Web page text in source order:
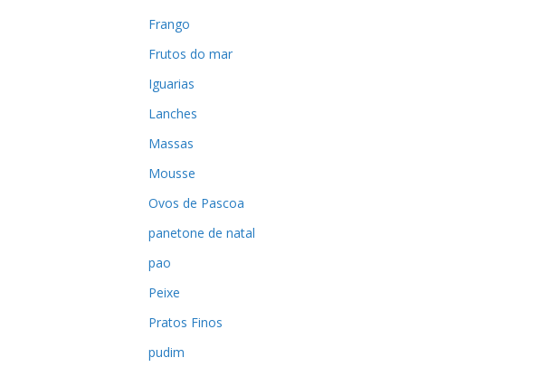
Frango
Frutos do mar
Iguarias
Lanches
Massas
Mousse
Ovos de Pascoa
panetone de natal
pao
Peixe
Pratos Finos
pudim